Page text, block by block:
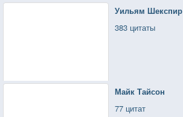
Уильям Шекспир
383 цитаты
Майк Тайсон
77 цитат